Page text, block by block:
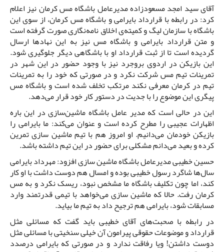
آقای سید امجد مسعودزاده مدیرعامل باشگاه مس کرمان نیز اعلام
کرد: در رابطه با قرارداد بایرامی و باشگاه مس کرمان، از سوی این
باشگاه با سازمان لیگ و کمیته‌ی اخلاق نامه‌نگاری صورت گرفته است
و متن قرارداد بایرامی و باشگاه مس نیز به این نهادها ارسال
گردیده است تا از ثبت قرارداد او با باشگاهی دیگر جلوگیری شود.
این بازیکن در اردوی بروجرد نیز با وجود حضور در این شهر در
تمرینات تیم مس شرکت نکرد و در صورتی که خود را به تمرینات
تیم در کرمان معرفی نکند مرتکب تخلف شده است و باشگاه مس
پیگری این موضوع را با جدیت در دستور کار خود قرار می‌دهد.
این در حالی است که مدیر عامل باشگاه ماشین‌سازی در این باره
اظهارات عجیبی را مطرح کرده است و عنوان می‌کند: ما بایرامی را
بازیکن خودمان می‌دانیم. او امروز هم با تیم ماشین سازی تمرین
کرده و بعید می‌دانم مشکلی برای حضور در این تیم داشته باشد.
حسین خطیبی مدیرعامل باشگاه ماشین سازی افزود: مهرداد بایرامی
سال‌ها شاگرد رسول خطیبی بوده و امسال هم دوست داشت با او کار
کند، اما چون تکلیف باشگاه ما مشخص نبود، ریسک نکرد و به مس
کرمان رفت. حالا که ماشین سازی می‌خواهد با تیمی قدرتمند وارد
مسابقات شود، بایرامی هم ترجیح داد به تیم ما بیاید.
در رابطه با صحبت‌های آقای خطیبی باید گفت که مسائلی مثل
قرارداد و موضوعات حقوقی پیرامون آن خیلی سنخیتی با مسائلی مثل
دوست داشتن! ویا رفاقت ندارد و در صورتی که بایرامی درصدد